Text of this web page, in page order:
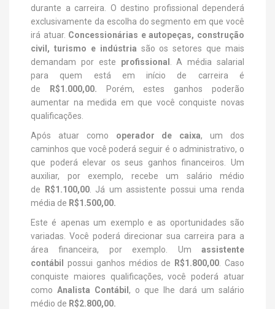
durante a carreira. O destino profissional dependerá
exclusivamente da escolha do segmento em que você
irá atuar. Concessionárias e autopeças, construção
civil, turismo e indústria são os setores que mais
demandam por este profissional
. A média salarial
para quem está em início de carreira é
de
R$1.000,00.
Porém, estes ganhos poderão
aumentar na medida em que você conquiste novas
qualificações.
Após atuar como operador de caixa, um dos
caminhos que você poderá seguir é o administrativo, o
que poderá elevar os seus ganhos financeiros. Um
auxiliar, por exemplo, recebe um salário médio
de
R$1.100,00. Já um assistente possui uma renda
média de R$1.500,00.
Este é apenas um exemplo e as oportunidades são
variadas. Você poderá direcionar sua carreira para a
área financeira, por exemplo. Um assistente
contábil
possui ganhos médios de R$1.800,00 . Caso
conquiste maiores qualificações, você poderá atuar
como Analista Contábil , o que lhe dará um salário
médio de R$2.800,00.